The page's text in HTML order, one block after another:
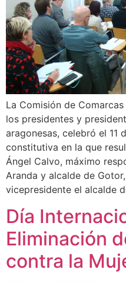
La Comisión de
los presidentes y
aragonesas, celebró el 11
constitutiva en la que
Ángel Calvo, máximo
Aranda y alcalde de
vicepresidente el alcalde
Día
Eliminación
contra la